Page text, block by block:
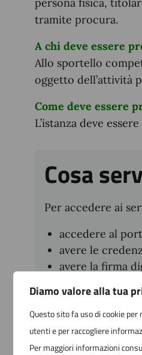
Diamo valore alla tua
Questo sito fa uso di cookie
utenti e per raccogliere
Per maggiori informazioni
tramite procura.
A chi deve essere
Allo sportello
oggetto dell’attività
Come deve essere
L’istanza deve
Cosa
Per accedere ai
accedere al
avere le
avere la firma
Cosa si